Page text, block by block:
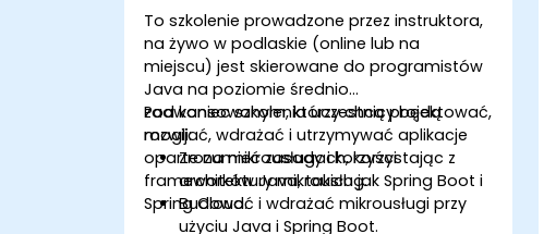
To szkolenie prowadzone przez instruktora,
na żywo w podlaskie (online lub na
miejscu) jest skierowane do programistów
Java na poziomie średnio
zaawansowanym, którzy chcą projektować,
rozwijać, wdrażać i utrzymywać aplikacje
oparte na mikrousługach, korzystając z
frameworków Java, takich jak Spring Boot i
Spring Cloud.
Pod koniec szkolenia uczestnicy będą
mogli:
Zrozumieć zasady i korzyści
architektury mikrousług.
Budować i wdrażać mikrousługi przy
użyciu Java i Spring Boot.